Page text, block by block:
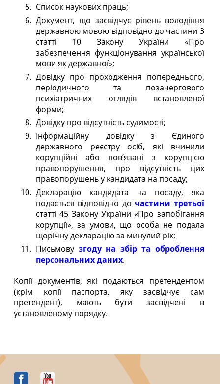
Список наукових праць;
Документ, що засвідчує рівень володіння
державною мовою відповідно до частини 3
статті 10 Закону України «Про
забезпечення функціонування української
мови як державної»;
Довідку про проходження попереднього,
періодичного та позачергового
психіатричних оглядів встановленої
форми;
Довідку про відсутність судимості;
Інформаційну довідку з Єдиного
державного реєстру осіб, які вчинили
корупційні або пов’язані з корупцією
правопорушення, про відсутність цих
правопорушень у кандидата на посаду;
Декларацію кандидата на посаду, яка
подається відповідно до частини третьої
статті 45 Закону України «Про запобігання
корупції», за умови, що особа не подала
щорічну декларацію за минулий рік;
Письмову згоду на збір та оброблення
персональних даних.
Копії документів, які подаються претендентом
(крім копії паспорта, яку засвідчує сам
претендент), мають бути засвідчені в
установленому порядку.